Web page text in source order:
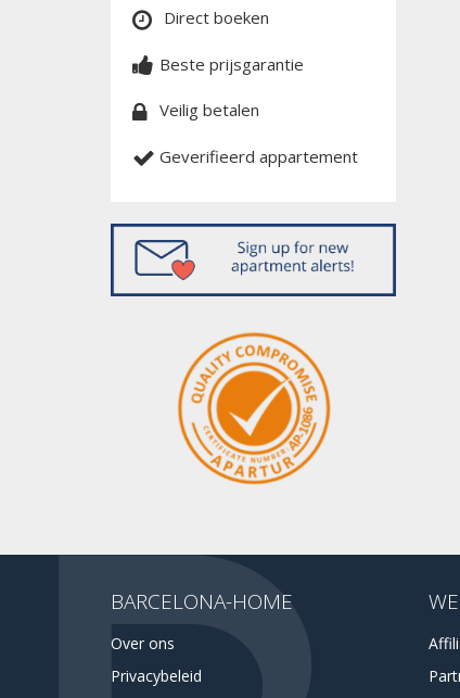
Direct boeken
Beste prijsgarantie
Veilig betalen
Geverifieerd appartement
BARCELONA-HOME
Over ons
Privacybeleid